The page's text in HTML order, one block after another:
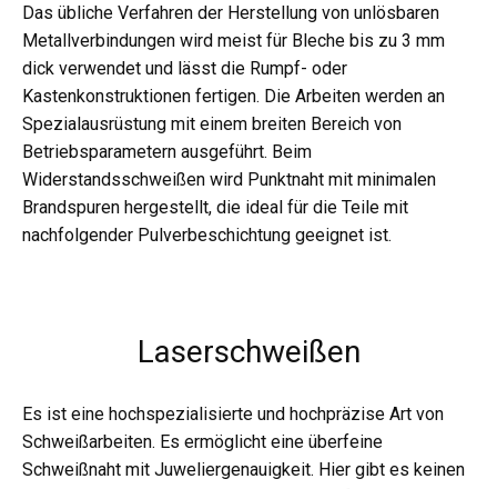
Das übliche Verfahren der Herstellung von unlösbaren
Metallverbindungen wird meist für Bleche bis zu 3 mm
dick verwendet und lässt die Rumpf- oder
Kastenkonstruktionen fertigen. Die Arbeiten werden an
Spezialausrüstung mit einem breiten Bereich von
Betriebsparametern ausgeführt. Beim
Widerstandsschweißen wird Punktnaht mit minimalen
Brandspuren hergestellt, die ideal für die Teile mit
nachfolgender Pulverbeschichtung geeignet ist.
Laserschweißen
Es ist eine hochspezialisierte und hochpräzise Art von
Schweißarbeiten. Es ermöglicht eine überfeine
Schweißnaht mit Juweliergenauigkeit. Hier gibt es keinen